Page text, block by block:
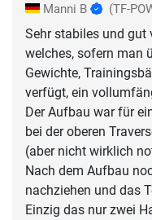
Manni B (TF-
Sehr stabiles und gut
welches, sofern man
Gewichte,
verfügt, ein
Der Aufbau war für
bei der oberen
(aber nicht wirklich
Nach dem Aufbau
nachziehen und das
Einzig das nur zwei